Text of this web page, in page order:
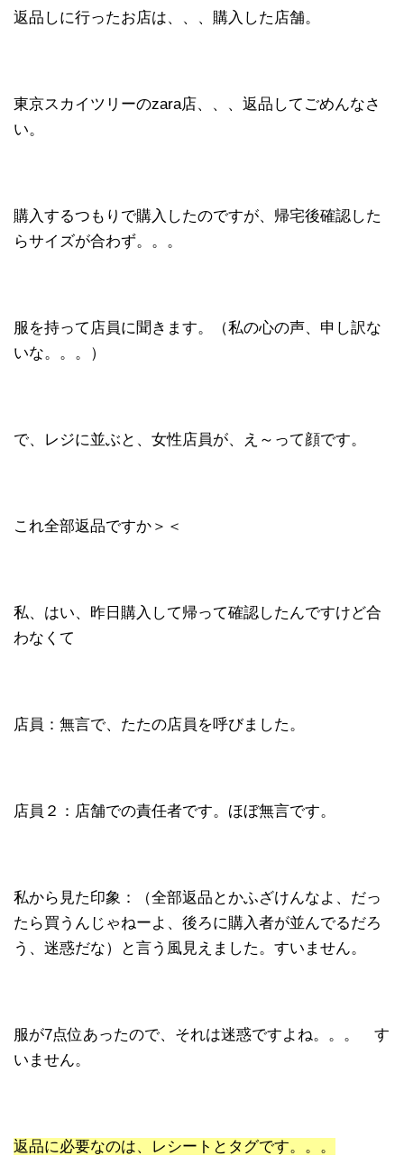
返品しに行ったお店は、、、購入した店舗。
東京スカイツリーのzara店、、、返品してごめんなさ
い。
購入するつもりで購入したのですが、帰宅後確認した
らサイズが合わず。。。
服を持って店員に聞きます。（私の心の声、申し訳な
いな。。。）
で、レジに並ぶと、女性店員が、え～って顔です。
これ全部返品ですか＞＜
私、はい、昨日購入して帰って確認したんですけど合
わなくて
店員：無言で、たたの店員を呼びました。
店員２：店舗での責任者です。ほぼ無言です。
私から見た印象：（全部返品とかふざけんなよ、だっ
たら買うんじゃねーよ、後ろに購入者が並んでるだろ
う、迷惑だな）と言う風見えました。すいません。
服が7点位あったので、それは迷惑ですよね。。。 す
いません。
返品に必要なのは、レシートとタグです。。。